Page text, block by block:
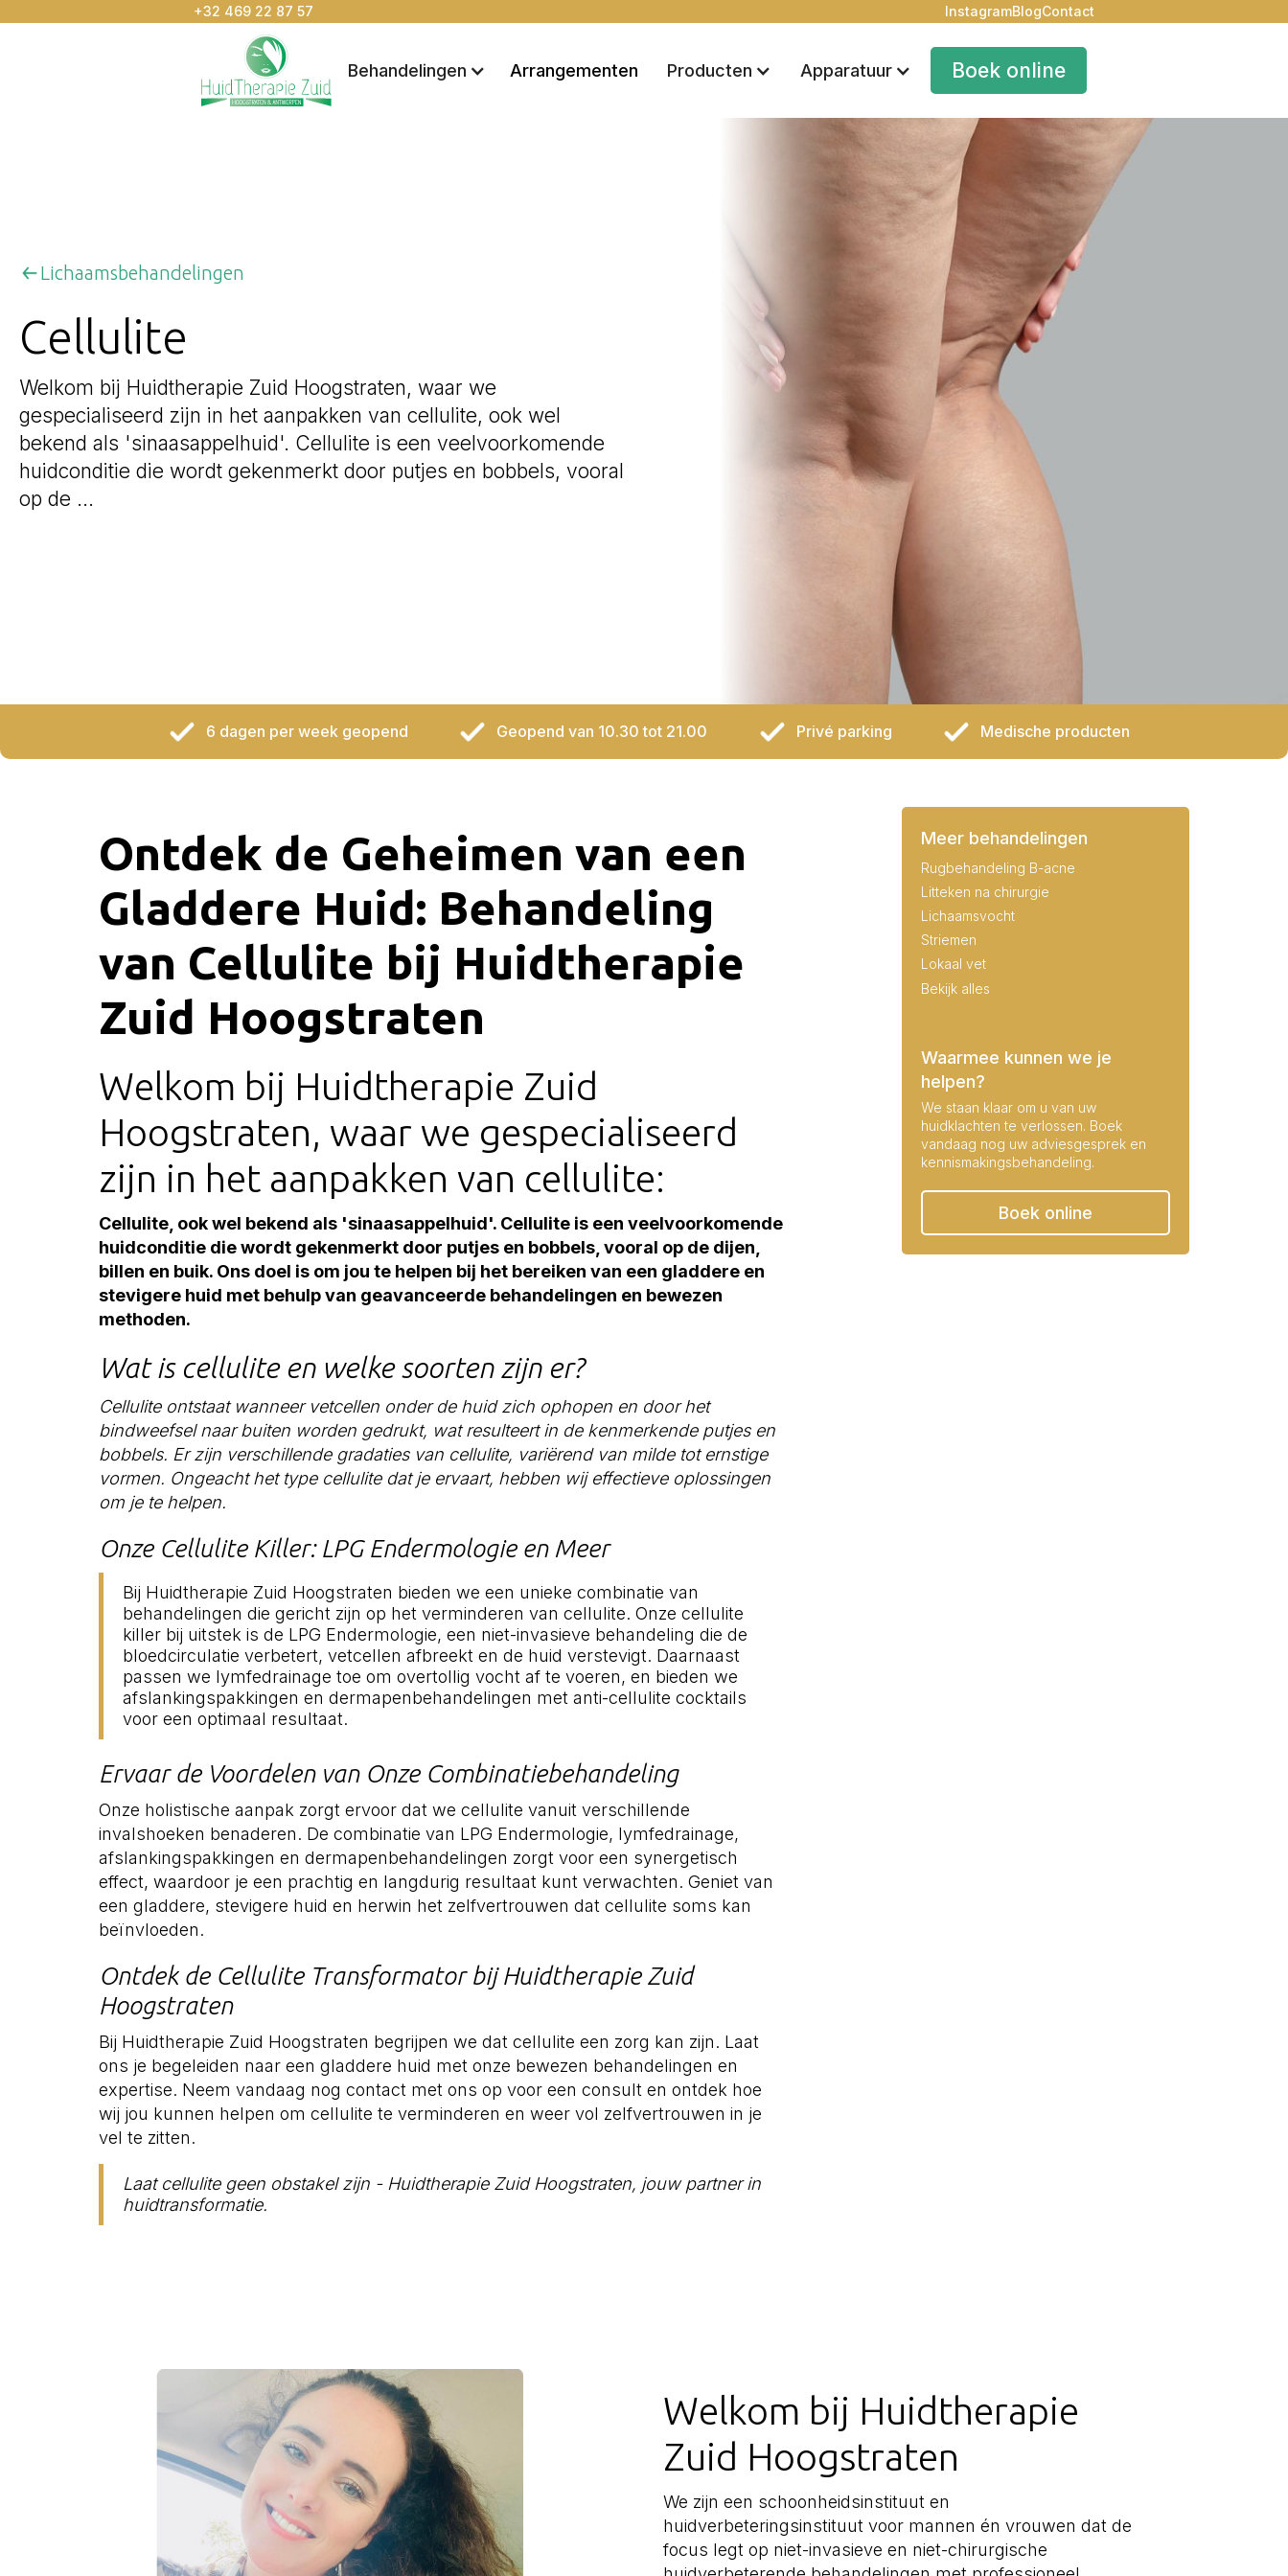
+32 469 22 87 57 InstagramBlogContact
Behandelingen Arrangementen Producten Apparatuur Boek online
Lichaamsbehandelingen
Cellulite
Welkom bij Huidtherapie Zuid Hoogstraten, waar we
gespecialiseerd zijn in het aanpakken van cellulite, ook wel
bekend als 'sinaasappelhuid'. Cellulite is een veelvoorkomende
huidconditie die wordt gekenmerkt door putjes en bobbels, vooral
op de ...
6 dagen per week geopend Geopend van 10.30 tot 21.00 Privé parking Medische producten
Ontdek de Geheimen van een
Gladdere Huid: Behandeling
van Cellulite bij Huidtherapie
Zuid Hoogstraten
Welkom bij Huidtherapie Zuid
Hoogstraten, waar we gespecialiseerd
zijn in het aanpakken van cellulite:
Cellulite, ook wel bekend als 'sinaasappelhuid'. Cellulite is een veelvoorkomende
huidconditie die wordt gekenmerkt door putjes en bobbels, vooral op de dijen,
billen en buik. Ons doel is om jou te helpen bij het bereiken van een gladdere en
stevigere huid met behulp van geavanceerde behandelingen en bewezen
methoden.
Wat is cellulite en welke soorten zijn er?
Cellulite ontstaat wanneer vetcellen onder de huid zich ophopen en door het
bindweefsel naar buiten worden gedrukt, wat resulteert in de kenmerkende putjes en
bobbels. Er zijn verschillende gradaties van cellulite, variërend van milde tot ernstige
vormen. Ongeacht het type cellulite dat je ervaart, hebben wij effectieve oplossingen
om je te helpen.
Onze Cellulite Killer: LPG Endermologie en Meer
Bij Huidtherapie Zuid Hoogstraten bieden we een unieke combinatie van
behandelingen die gericht zijn op het verminderen van cellulite. Onze cellulite
killer bij uitstek is de LPG Endermologie, een niet-invasieve behandeling die de
bloedcirculatie verbetert, vetcellen afbreekt en de huid verstevigt. Daarnaast
passen we lymfedrainage toe om overtollig vocht af te voeren, en bieden we
afslankingspakkingen en dermapenbehandelingen met anti-cellulite cocktails
voor een optimaal resultaat.
Ervaar de Voordelen van Onze Combinatiebehandeling
Onze holistische aanpak zorgt ervoor dat we cellulite vanuit verschillende
invalshoeken benaderen. De combinatie van LPG Endermologie, lymfedrainage,
afslankingspakkingen en dermapenbehandelingen zorgt voor een synergetisch
effect, waardoor je een prachtig en langdurig resultaat kunt verwachten. Geniet van
een gladdere, stevigere huid en herwin het zelfvertrouwen dat cellulite soms kan
beïnvloeden.
Ontdek de Cellulite Transformator bij Huidtherapie Zuid
Hoogstraten
Bij Huidtherapie Zuid Hoogstraten begrijpen we dat cellulite een zorg kan zijn. Laat
ons je begeleiden naar een gladdere huid met onze bewezen behandelingen en
expertise. Neem vandaag nog contact met ons op voor een consult en ontdek hoe
wij jou kunnen helpen om cellulite te verminderen en weer vol zelfvertrouwen in je
vel te zitten.
Laat cellulite geen obstakel zijn - Huidtherapie Zuid Hoogstraten, jouw partner in
huidtransformatie.
Meer behandelingen
Rugbehandeling B-acne
Litteken na chirurgie
Lichaamsvocht
Striemen
Lokaal vet
Bekijk alles
Waarmee kunnen we je
helpen?
We staan klaar om u van uw
huidklachten te verlossen. Boek
vandaag nog uw adviesgesprek en
kennismakingsbehandeling.
Boek online
Welkom bij Huidtherapie
Zuid Hoogstraten
We zijn een schoonheidsinstituut en
huidverbeteringsinstituut voor mannen én vrouwen dat de
focus legt op niet-invasieve en niet-chirurgische